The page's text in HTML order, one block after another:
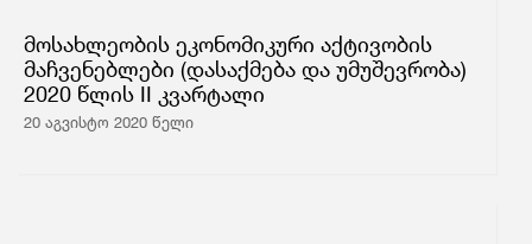
მოსახლეობის ეკონომიკური აქტივობის
მაჩვენებლები (დასაქმება და უმუშევრობა)
2020 წლის II კვარტალი
20 აგვისტო 2020 წელი